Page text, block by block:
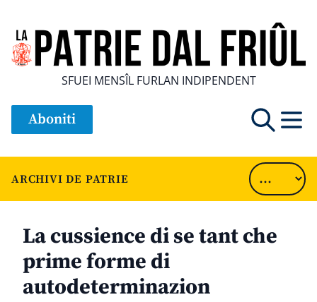
SFUEI MENSÎL FURLAN INDIPENDENT
Aboniti
ARCHIVI DE PATRIE
La cussience di se tant che
prime forme di
autodeterminazion